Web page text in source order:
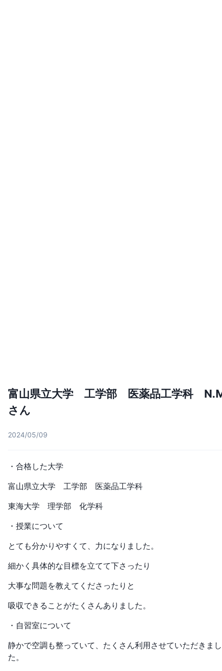
富山県立大学 工学部 医薬品工学科
さん
2024/05/09
・合格した大学
富山県立大学 工学部 医薬品工学科
東海大学 理学部 化学科
・授業について
とても分かりやすくて、力になりました。
細かく具体的な目標を立てて下さったり
大事な問題を教えてくださったりと
吸収できることがたくさんありました。
・自習室について
静かで空調も整っていて、たくさん利用させていただきまし
た。